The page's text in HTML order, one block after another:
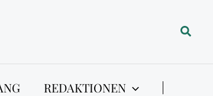
Sök
REDAKTIONEN